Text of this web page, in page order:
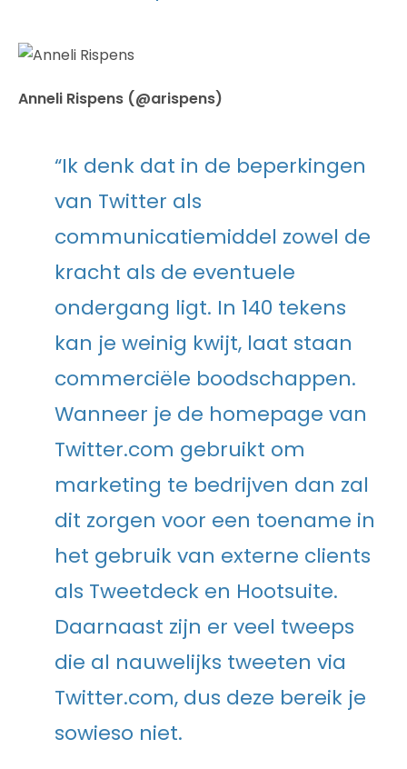
Anneli Rispens (@arispens)
“Ik denk dat in de beperkingen
van Twitter als
communicatiemiddel zowel de
kracht als de eventuele
ondergang ligt. In 140 tekens
kan je weinig kwijt, laat staan
commerciële boodschappen.
Wanneer je de homepage van
Twitter.com gebruikt om
marketing te bedrijven dan zal
dit zorgen voor een toename in
het gebruik van externe clients
als Tweetdeck en Hootsuite.
Daarnaast zijn er veel tweeps
die al nauwelijks tweeten via
Twitter.com, dus deze bereik je
sowieso niet.